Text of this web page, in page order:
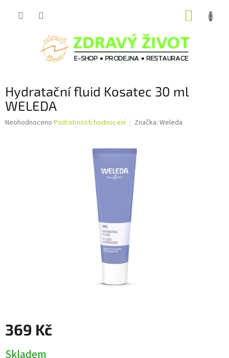
Hydratační fluid Kosatec 30 ml
WELEDA
Průměrné
Neohodnoceno Podrobnosti hodnocení Značka: Weleda
369 Kč
Skladem